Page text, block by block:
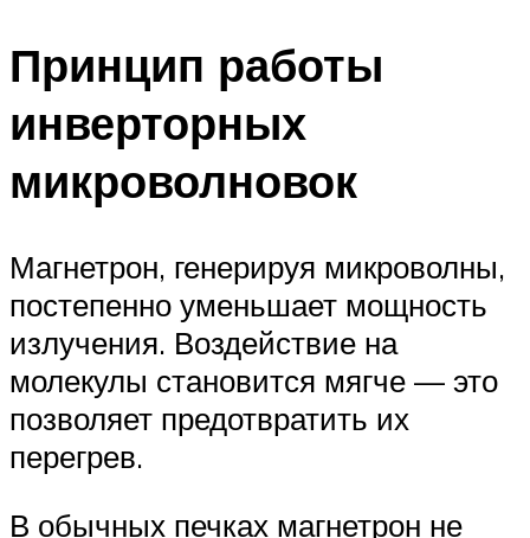
Принцип работы
инверторных
микроволновок
Магнетрон, генерируя микроволны,
постепенно уменьшает мощность
излучения. Воздействие на
молекулы становится мягче — это
позволяет предотвратить их
перегрев.
В обычных печках магнетрон не